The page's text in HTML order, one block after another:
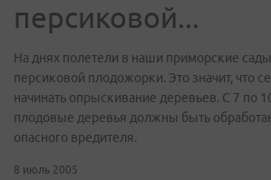
персиковой...
На днях полетели в наши приморские
персиковой плодожорки. Это значит, что
начинать опрыскивание деревьев. С 7 по
плодовые деревья должны быть
опасного вредителя.
8 июль 2005